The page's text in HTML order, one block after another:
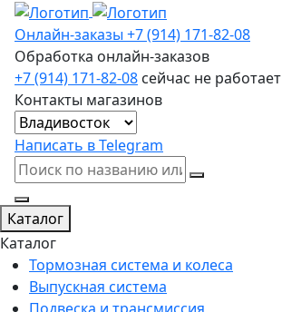
Онлайн-заказы +7 (914) 171-82-08
Обработка онлайн-заказов
+7 (914) 171-82-08 сейчас не работает
Контакты магазинов
Написать в Telegram
Каталог
Каталог
Тормозная система и колеса
Выпускная система